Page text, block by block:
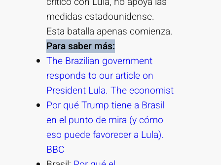
medidas estadounidense.
Esta batalla apenas comienza.
Para saber más:
The Brazilian government
responds to our article on
President Lula. The economist
Por qué Trump tiene a Brasil
en el punto de mira (y cómo
eso puede favorecer a Lula).
BBC